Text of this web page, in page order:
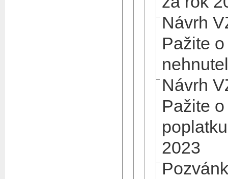
Návrh
Pažite
Návrh
Pažite
2023